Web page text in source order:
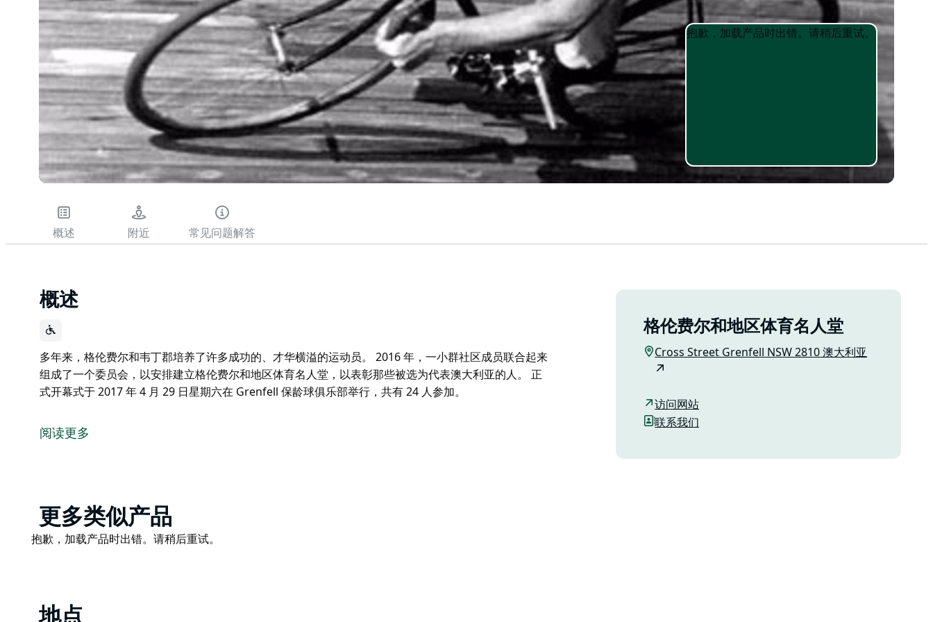
Product
Product
抱歉，加载产品时出错。请稍后重试。
概述 附近 常见问题解答
概述
多年来，格伦费尔和韦丁郡培养了许多成功的、才华横溢的运动员。 2016 年，一小群社区成员联合起来
组成了一个委员会，以安排建立格伦费尔和地区体育名人堂，以表彰那些被选为代表澳大利亚的人。 正
式开幕式于 2017 年 4 月 29 日星期六在 Grenfell 保龄球俱乐部举行，共有 24 人参加。
2016 年，一小群社区成员联合起来组成了一个委员会，以安排建立格伦费尔和地区体育名人堂，以表彰
阅读更多
格伦费尔和地区体育名人堂
Cross Street Grenfell NSW 2810 澳大利亚
访问网站
联系我们
Product
List
更多类似产品
Product
抱歉，加载产品时出错。请稍后重试。
地点